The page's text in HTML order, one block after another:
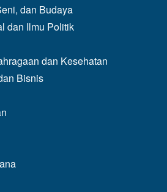
dan Budaya
dan Ilmu Politik
dan Kesehatan
Bisnis